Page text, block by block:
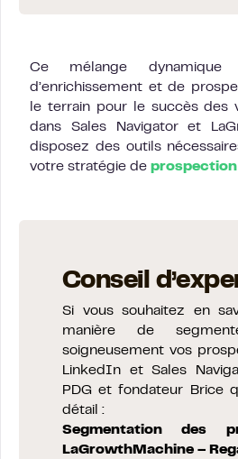
Ce mélange dynamique
d’enrichissement et de
le terrain pour le succès des
dans Sales Navigator et
disposez des outils
votre stratégie de prospection
Conseil
Si vous souhaitez en
manière de
soigneusement vos
LinkedIn et Sales
PDG et fondateur Brice
détail :
Segmentation des
LaGrowthMachine –